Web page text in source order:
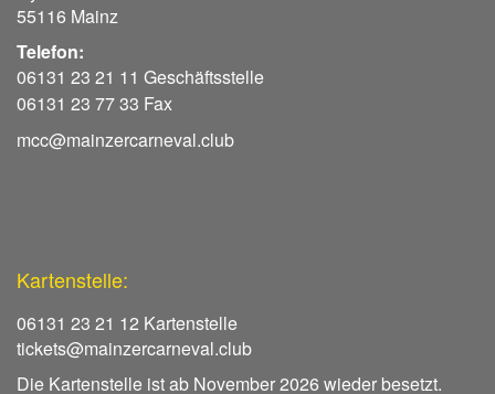
55116 Mainz
Telefon:
06131 23 21 11 Geschäftsstelle
06131 23 77 33 Fax
mcc@mainzercarneval.club
Kartenstelle:
06131 23 21 12 Kartenstelle
tickets@mainzercarneval.club
Die Kartenstelle ist ab November 2026 wieder besetzt.